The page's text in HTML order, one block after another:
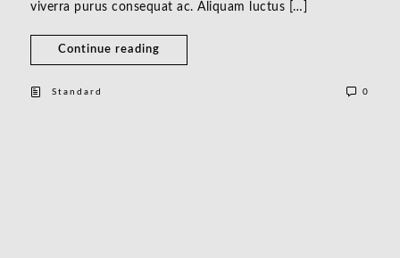
viverra purus consequat ac. Aliquam luctus […]
Continue reading
Standard 0